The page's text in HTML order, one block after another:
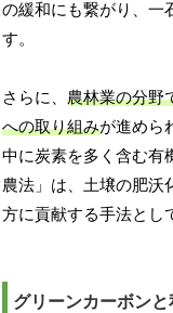
の緩和にも繋がり、一
す。
さらに、農林業の分野
への取り組みが進めら
中に炭素を多く含む有
農法」は、土壌の肥沃
方に貢献する手法とし
グリーンカーボン